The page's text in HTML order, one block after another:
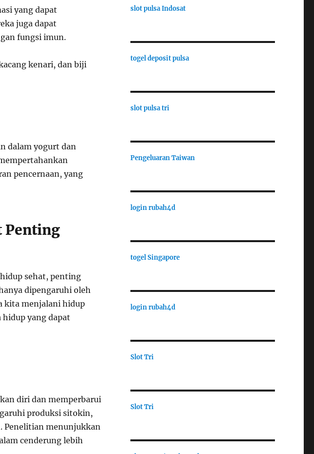
yang dapat
juga dapat
fungsi imun.
kenari, dan biji
dalam yogurt dan
pencernaan, yang
Penting
sehat, penting
dipengaruhi oleh
kita menjalani hidup
yang dapat
diri dan memperbarui
produksi sitokin,
Penelitian menunjukkan
cenderung lebih
slot pulsa Indosat
togel deposit pulsa
slot pulsa tri
Pengeluaran Taiwan
login rubah4d
togel Singapore
login rubah4d
Slot Tri
Slot Tri